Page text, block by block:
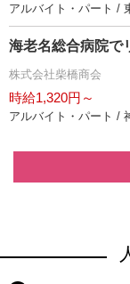
アルバイト・パート /
海老名総合病院で
株式会社柴橋商会
時給1,320円～
アルバイト・パート /